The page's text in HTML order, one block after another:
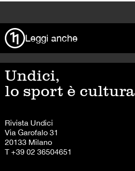
Leggi anche
Undici,
lo sport è cultura
Rivista Undici
Via Garofalo 31
20133 Milano
T +39 02 36504651